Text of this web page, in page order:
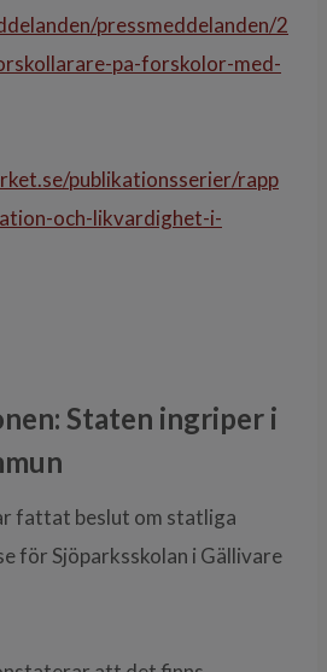
pressmeddelanden/2
pa-forskolor-med-
publikationsserier/rapp
och-likvardighet-i-
Staten ingriper i
fattat beslut om statliga
för Sjöparksskolan i Gällivare